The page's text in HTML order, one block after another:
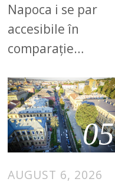
Napoca i se par
accesibile în
comparație…
05
AUGUST 6, 2026